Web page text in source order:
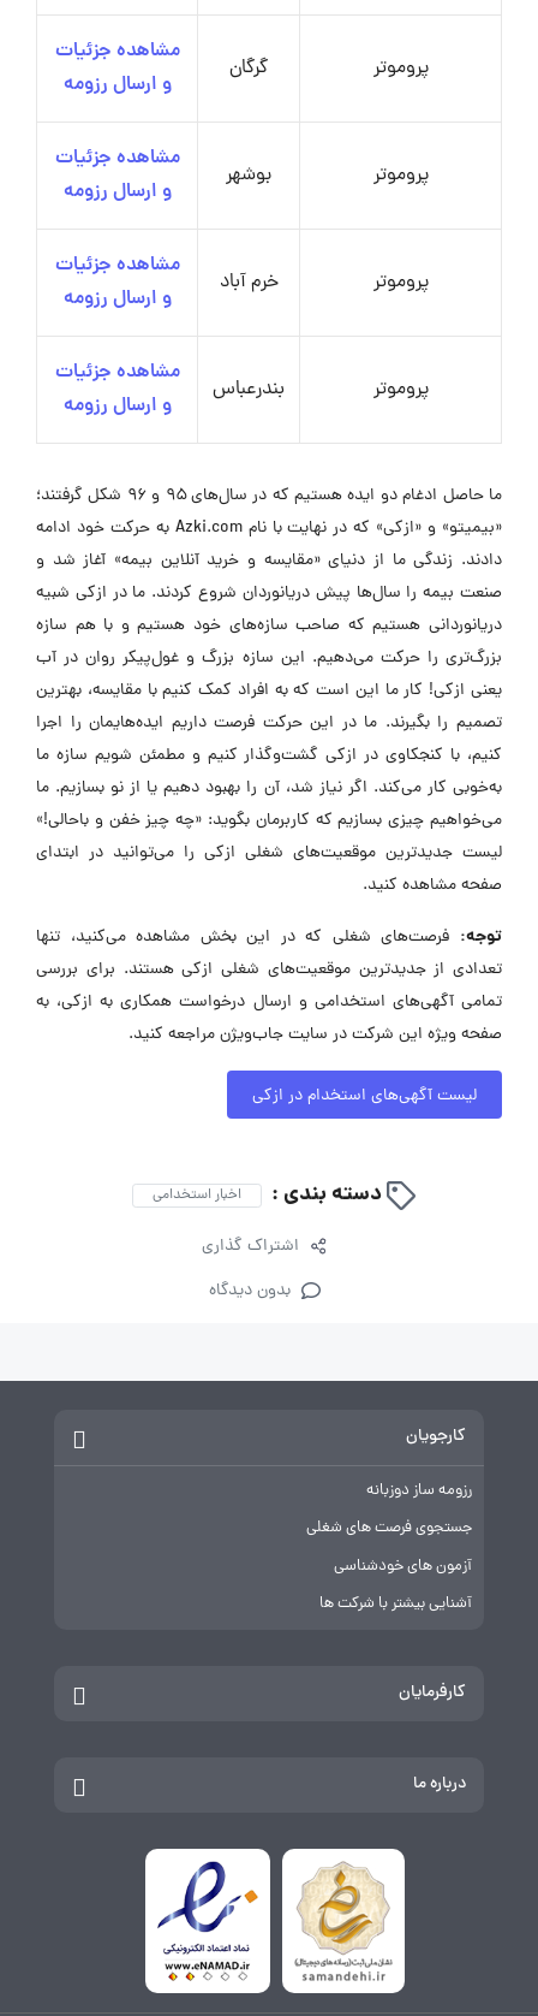
پروموتر گرگان
مشاهده جزئیات
و ارسال رزومه
پروموتر بوشهر
مشاهده جزئیات
و ارسال رزومه
پروموتر خرم آباد
مشاهده جزئیات
و ارسال رزومه
پروموتر بندرعباس
مشاهده جزئیات
و ارسال رزومه
ما حاصل ادغام دو ایده هستیم که در سال‌های ۹۵ و ۹۶ شکل گرفتند؛
«بیمیتو» و «ازکی» که در نهایت با نام Azki.com به حرکت خود ادامه
دادند. زندگی ما از دنیای «مقایسه و خرید آنلاین بیمه» آغاز شد و
صنعت بیمه را سال‌ها پیش دریانوردان شروع کردند. ما در ازکی شبیه
دریانوردانی هستیم که صاحب سازه‌های خود هستیم و با هم سازه
بزرگ‌تری را حرکت می‌دهیم. این سازه بزرگ و غول‌پیکر روان در آب
یعنی ازکی! کار ما این است که به افراد کمک کنیم با مقایسه، بهترین
تصمیم را بگیرند. ما در این حرکت فرصت داریم ایده‌هایمان را اجرا
کنیم، با کنجکاوی در ازکی گشت‌وگذار کنیم و مطمئن شویم سازه ما
به‌خوبی کار می‌کند. اگر نیاز شد، آن را بهبود دهیم یا از نو بسازیم. ما
می‌خواهیم چیزی بسازیم که کاربرمان بگوید: «چه چیز خفن و باحالی!»
لیست جدیدترین موقعیت‌های شغلی ازکی را می‌توانید در ابتدای
صفحه مشاهده کنید.
توجه: فرصت‌های شغلی که در این بخش مشاهده می‌کنید، تنها
تعدادی از جدیدترین موقعیت‌های شغلی ازکی هستند. برای بررسی
تمامی آگهی‌های استخدامی و ارسال درخواست همکاری به ازکی، به
صفحه ویژه این شرکت در سایت جاب‌ویژن مراجعه کنید.
لیست آگهی‌های استخدام در ازکی
دسته بندی : اخبار استخدامی
اشتراک گذاری
بدون دیدگاه
کارجویان
رزومه ساز دوزبانه
جستجوی فرصت های شغلی
آزمون های خودشناسی
آشنایی بیشتر با شرکت ها
کارفرمایان
درباره ما